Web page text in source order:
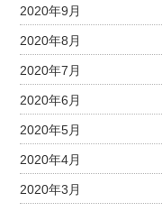
2020年9月
2020年8月
2020年7月
2020年6月
2020年5月
2020年4月
2020年3月